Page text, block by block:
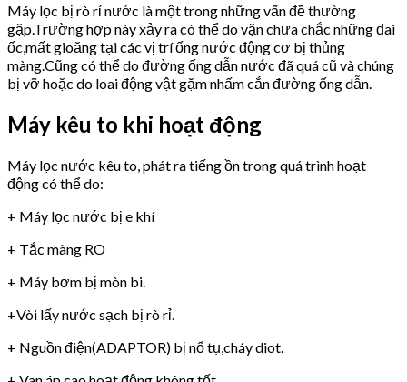
Máy lọc bị rò rỉ nước là một trong những vấn đề thường
gặp.Trường hợp này xảy ra có thể do vặn chưa chắc những đai
ốc,mất gioăng tại các vị trí ống nước động cơ bị thủng
màng.Cũng có thể do đường ống dẫn nước đã quá cũ và chúng
bị vỡ hoặc do loai động vật gặm nhấm cắn đường ống dẫn.
Máy kêu to khi hoạt động
Máy lọc nước kêu to, phát ra tiếng ồn trong quá trình hoạt
động có thể do:
+ Máy lọc nước bị e khí
+ Tắc màng RO
+ Máy bơm bị mòn bi.
+Vòi lấy nước sạch bị rò rỉ.
+ Nguồn điện(ADAPTOR) bị nổ tụ,cháy diot.